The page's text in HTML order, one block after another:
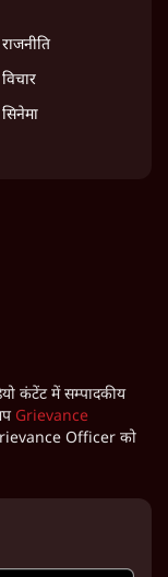
राजनीति
विचार
सिनेमा
कंटेंट में सम्पादकीय
Grievance
Officer को